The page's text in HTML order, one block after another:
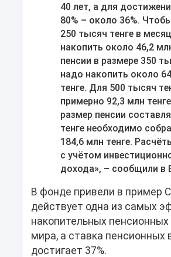
40 лет, а для
80% – около 36%.
250 тысяч тенге в
накопить около 46,2
пенсии в размере 350
надо накопить около
тенге. Для 500 тысяч
примерно 92,3 млн
размер пенсии
тенге необходимо
184,6 млн тенге.
с учётом
дохода», – сообщили в
В фонде привели в пример
действует одна из самых
накопительных
мира, а ставка пенсионных
достигает 37%.